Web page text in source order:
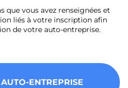
que vous avez renseignées et
liés à votre inscription afin
de votre auto-entreprise.
ENTREPRISE